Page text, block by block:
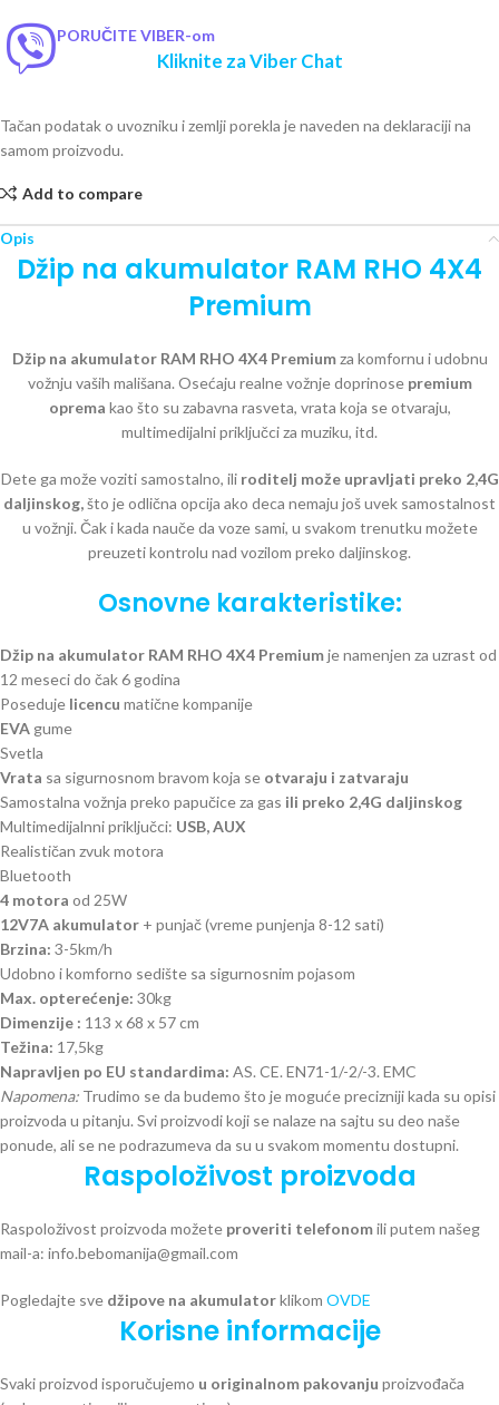
PORUČITE VIBER-om
Kliknite za Viber Chat
Tačan podatak o uvozniku i zemlji porekla je naveden na deklaraciji na
samom proizvodu.
Add to compare
Opis
Džip na akumulator RAM RHO 4X4
Premium
Džip na akumulator RAM RHO 4X4 Premiumza komfornu i udobnu
vožnju vaših mališana. Osećaju realne vožnje doprinose premium
oprema kao što su zabavna rasveta, vrata koja se otvaraju,
multimedijalni priključci za muziku, itd.
Dete ga može voziti samostalno, ili roditelj može upravljati preko 2,4G
daljinskog,što je odlična opcija ako deca nemaju još uvek samostalnost
u vožnji. Čak i kada nauče da voze sami, u svakom trenutku možete
preuzeti kontrolu nad vozilom preko daljinskog.
Osnovne karakteristike:
Džip na akumulator RAM RHO 4X4 Premiumje namenjen za uzrast od
12 meseci do čak 6 godina
Poseduje licencu matične kompanije
EVA gume
Svetla
Vrata sa sigurnosnom bravom koja se otvaraju i zatvaraju
Samostalna vožnja preko papučice za gas ili preko 2,4G daljinskog
Multimedijalnni priključci: USB, AUX
Realističan zvuk motora
Bluetooth
4 motora od 25W
12V7A akumulator + punjač (vreme punjenja 8-12 sati)
Brzina: 3-5km/h
Udobno i komforno sedište sa sigurnosnim pojasom
Max. opterećenje: 30kg
Dimenzije : 113 x 68 x 57 cm
Težina: 17,5kg
Napravljen po EU standardima: AS. CE. EN71-1/-2/-3. EMC
Napomena: Trudimo se da budemo što je moguće precizniji kada su opisi
proizvoda u pitanju. Svi proizvodi koji se nalaze na sajtu su deo naše
ponude, ali se ne podrazumeva da su u svakom momentu dostupni.
Raspoloživost proizvoda
Raspoloživost proizvoda možete proveriti telefonomili putem našeg
mail-a: info.bebomanija@gmail.com
Pogledajte sve džipove na akumulatorklikom OVDE
Korisne informacije
Svaki proizvod isporučujemo u originalnom pakovanju proizvođača